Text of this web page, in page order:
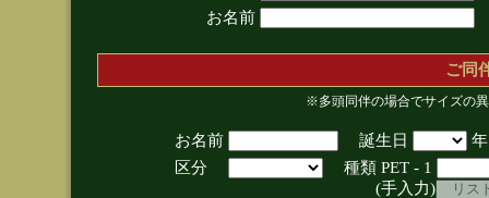
お名前
ご同
※多頭同伴の場合でサイズの
お名前 誕生日
区分
種類 PET - 1
(手入力)